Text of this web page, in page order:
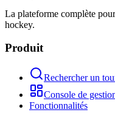
La plateforme complète
hockey.
Produit
Rechercher un
Console de
Fonctionnalités